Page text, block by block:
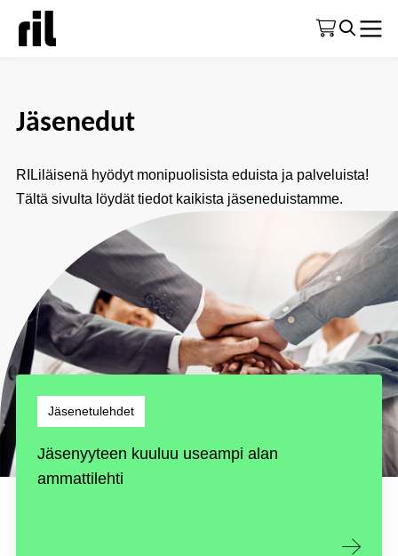
Jäsenedut
RILiläisenä hyödyt monipuolisista eduista ja palveluista!
Tältä sivulta löydät tiedot kaikista jäseneduistamme.
Jäsenetulehdet
Jäsenyyteen kuuluu useampi alan
ammattilehti